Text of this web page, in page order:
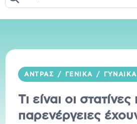
ΆΝΤΡΑΣ / ΓΕΝΙΚΆ / ΓΥΝΑΊΚΑ
Τι είναι οι στατίνες
παρενέργειες